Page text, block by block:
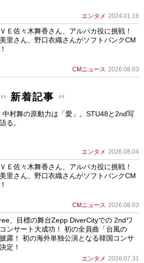
エンタメ 2024.01.16
Ｅ佐々木舞香さん、アルパカ役に挑戦！
里さん、野口衣織さんがソフトバンクCM
CMニュース 2026.08.03
新着記事
中村舞の原動力は「愛」。STU48と2nd写
る。
エンタメ 2026.08.04
Ｅ佐々木舞香さん、アルパカ役に挑戦！
里さん、野口衣織さんがソフトバンクCM
CMニュース 2026.08.03
、目標の舞台Zepp DiverCityでの 2ndワ
ンサート大成功！ 初の全員曲「台風の
露！ 初の海外単独公演となる韓国コンサ
定！
エンタメ 2026.07.31